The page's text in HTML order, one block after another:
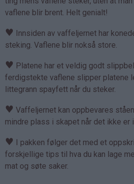
vaflene blir brent. Helt genialt!
♥ Innsiden av vaffeljernet har
steking. Vaflene blir nokså store.
♥ Platene har et veldig godt
ferdigstekte vaflene slipper platene
littegrann spayfett når du steker.
♥ Vaffeljernet kan oppbevares
mindre plass i skapet når det ikke er
♥ I pakken følger det med et
forskjellige tips til hva du kan lage
mat og søte saker.